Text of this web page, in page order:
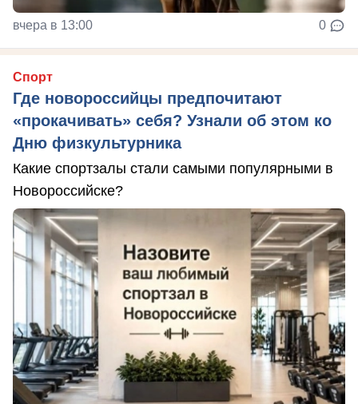
вчера в 13:00 0
Спорт
Где новороссийцы предпочитают
«прокачивать» себя? Узнали об этом ко
Дню физкультурника
Какие спортзалы стали самыми популярными в
Новороссийске?